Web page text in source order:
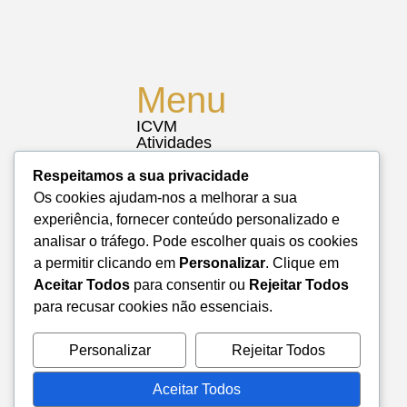
Menu
ICVM
Atividades
Biblioteca
Contactos
Mapa do Site
Respeitamos a sua privacidade
Os cookies ajudam-nos a melhorar a sua
experiência, fornecer conteúdo personalizado e
analisar o tráfego. Pode escolher quais os cookies
a permitir clicando em Personalizar. Clique em
Aceitar Todos para consentir ou Rejeitar Todos
para recusar cookies não essenciais.
Personalizar Rejeitar Todos
Aceitar Todos